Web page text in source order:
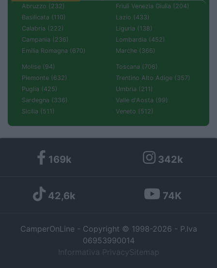
Abruzzo (232)
Basilicata (110)
Calabria (222)
Campania (236)
Emilia Romagna (670)
Friuli Venezia Giulia (204)
Lazio (433)
Liguria (138)
Lombardia (452)
Marche (366)
Molise (94)
Piemonte (632)
Puglia (425)
Sardegna (336)
Sicilia (511)
Toscana (706)
Trentino Alto Adige (357)
Umbria (211)
Valle d'Aosta (99)
Veneto (512)
169k 342k
42,6k 74K
CamperOnLine - Copyright © 1998-2026 - P.Iva
06953990014
Informativa Privacy Sitemap